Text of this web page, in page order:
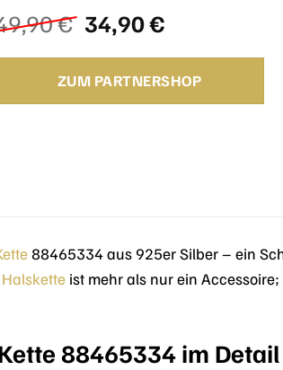
€ Ursprünglicher
Preis
war:
49,90 €
34,90€Aktueller
ist:
34,90 €.
ZUM PARTNERSHOP
88465334 aus 925er Silber – ein
Halskette ist mehr als nur ein
88465334 im Detail